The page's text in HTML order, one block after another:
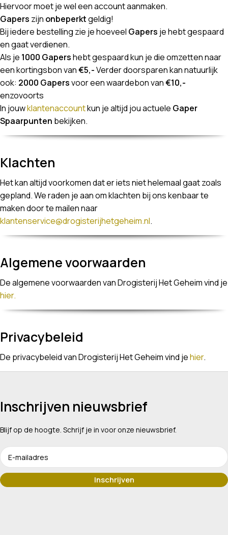
Hiervoor moet je wel een account aanmaken.
Gapers zijn onbeperktgeldig!
Bij iedere bestelling zie je hoeveel Gapers je hebt gespaard
en gaat verdienen.
Als je 1000 Gapershebt gespaard kun je die omzetten naar
een kortingsbon van€5,-Verder doorsparen kan natuurlijk
ook: 2000 Gapersvoor een waardebon van€10,-
enzovoorts
In jouwklantenaccountkun je altijd jou actuele Gaper
Spaarpunten bekijken.
Klachten
Het kan altijd voorkomen dat er iets niet helemaal gaat zoals
gepland. We raden je aan om klachten bij ons kenbaar te
maken door te mailen naar
klantenservice@drogisterijhetgeheim.nl.
Algemene voorwaarden
De algemene voorwaarden van Drogisterij Het Geheim vind je
hier.
Privacybeleid
De privacybeleid van Drogisterij Het Geheim vind jehier.
Inschrijven nieuwsbrief
Blijf op de hoogte. Schrijf je in voor onze nieuwsbrief.